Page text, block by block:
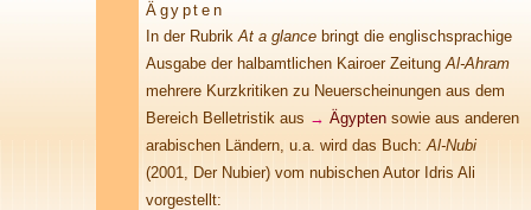
Ägypten
In der RubrikAt a glance bringt die englischsprachige
Ausgabe der halbamtlichen Kairoer ZeitungAl-Ahram
mehrere Kurzkritiken zu Neuerscheinungen aus dem
Bereich Belletristik aus → Ägypten sowie aus anderen
arabischen Ländern, u.a. wird das Buch:Al-Nubi
(2001, Der Nubier) vom nubischen Autor Idris Ali
vorgestellt: